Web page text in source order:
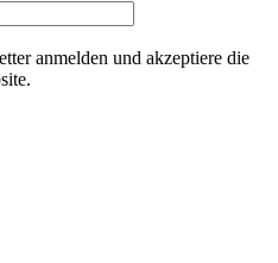
anmelden und akzeptiere die